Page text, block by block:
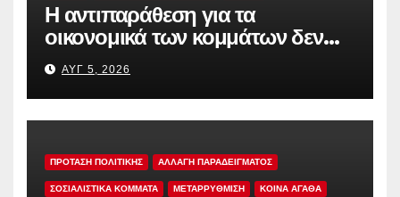
Η αντιπαράθεση για τα
οικονομικά των κομμάτων δεν
αρκεί
ΑΥΓ 5, 2026
ΠΡΟΤΑΣΗ ΠΟΛΙΤΙΚΗΣ ΑΛΛΑΓΗ ΠΑΡΑΔΕΙΓΜΑΤΟΣ
ΣΟΣΙΑΛΙΣΤΙΚΆ ΚΌΜΜΑΤΑ ΜΕΤΑΡΡΥΘΜΙΣΗ ΚΟΙΝΑ ΑΓΑΘΑ